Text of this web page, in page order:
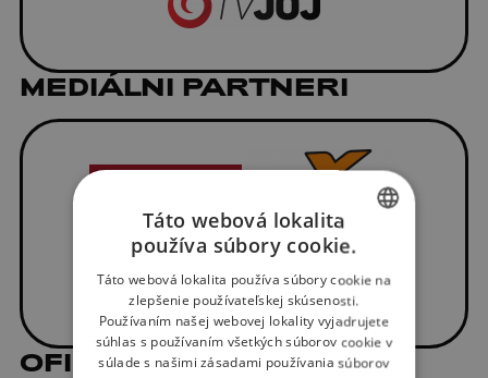
MEDIÁLNI PARTNERI
OFICIÁLNI DODÁVATELIA
SLOVAK
ENGLISH
Táto webová lokalita
používa súbory cookie.
Táto webová lokalita používa súbory cookie na
zlepšenie používateľskej skúsenosti.
Používaním našej webovej lokality vyjadrujete
súhlas s používaním všetkých súborov cookie v
súlade s našimi zásadami používania súborov